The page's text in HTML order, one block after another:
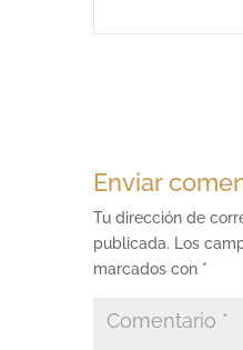
Enviar
Tu dirección de
publicada.
Los
marcados con *